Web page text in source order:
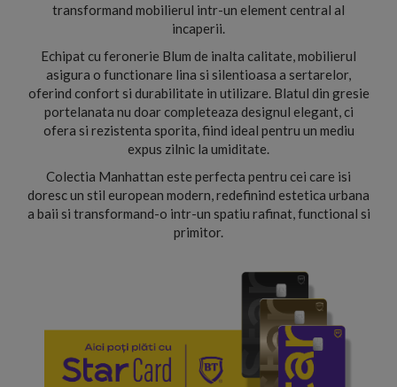
transformand mobilierul intr-un element central al
incaperii.
Echipat cu feronerie Blum de inalta calitate, mobilierul
asigura o functionare lina si silentioasa a sertarelor,
oferind confort si durabilitate in utilizare. Blatul din gresie
portelanata nu doar completeaza designul elegant, ci
ofera si rezistenta sporita, fiind ideal pentru un mediu
expus zilnic la umiditate.
Colectia Manhattan este perfecta pentru cei care isi
doresc un stil european modern, redefinind estetica urbana
a baii si transformand-o intr-un spatiu rafinat, functional si
primitor.